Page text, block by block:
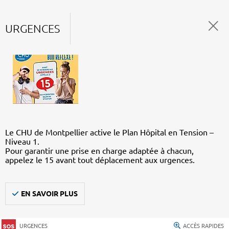
URGENCES
Le CHU de Montpellier active le Plan Hôpital en Tension –
Niveau 1.
Pour garantir une prise en charge adaptée à chacun,
appelez le 15 avant tout déplacement aux urgences.
EN SAVOIR PLUS
URGENCES ACCÈS RAPIDES